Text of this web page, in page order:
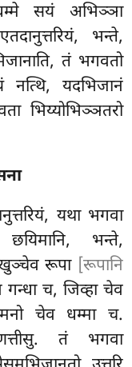
धम्मे सयं अभिञ्ञा
भन्ते,
तं भगवतो
नत्थि, यदभिजानं
भिय्योभिञ्ञतरो
यथा भगवा
भन्ते,
रूपा [रूपानि
च, जिव्हा चेव
चेव धम्मा च.
तं भगवा